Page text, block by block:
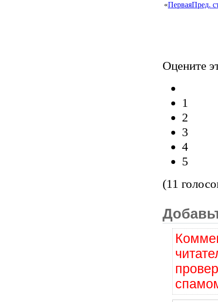
«ПерваяПред.
Оцените
1
2
3
4
5
(11